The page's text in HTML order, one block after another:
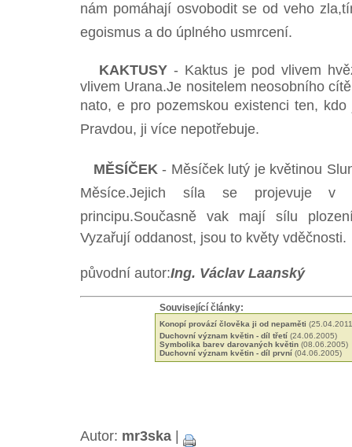
nám pomáhají osvobodit se od veho
egoismus a do úplného usmrcení.
KAKTUSY - Kaktus je pod vlivem
vlivem Urana.Je nositelem neosobního
nato, e pro pozemskou existenci ten, kdo
Pravdou, ji více nepotřebuje.
MĚSÍČEK- Měsíček lutý je květinou
Měsíce.Jejich síla se projevuje v
principu.Současně vak mají sílu
Vyzařují oddanost, jsou to květy vděčnosti.
původní autor:Ing. Václav Laanský
Související články:
Konopí provází člověka ji od nepaměti
Duchovní význam květin - díl třetí (24.06.2005)
Symbolika barev darovaných květin (08.06.2005)
Duchovní význam květin - díl první (04.06.2005)
Autor: mr3ska